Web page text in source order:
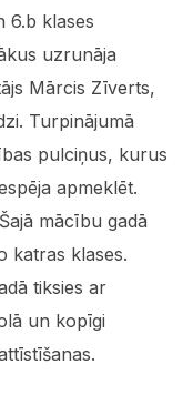
6.b klases
uzrunāja
Mārcis Zīverts,
Turpinājumā
pulciņus, kurus
apmeklēt.
mācību gadā
katras klases.
tiksies ar
un kopīgi